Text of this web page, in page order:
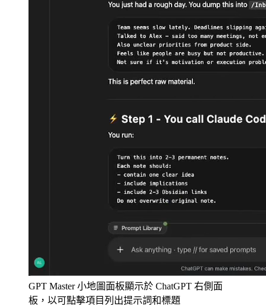
GPT Master 小地圖面板顯示於 ChatGPT 右側面
板，以可點擊項目列出提示詞和標題